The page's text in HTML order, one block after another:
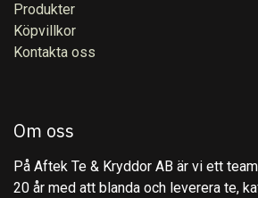
Produkter
Köpvillkor
Kontakta oss
Om oss
På Aftek Te & Kryddor AB är vi ett
20 år med att blanda och leverera te,